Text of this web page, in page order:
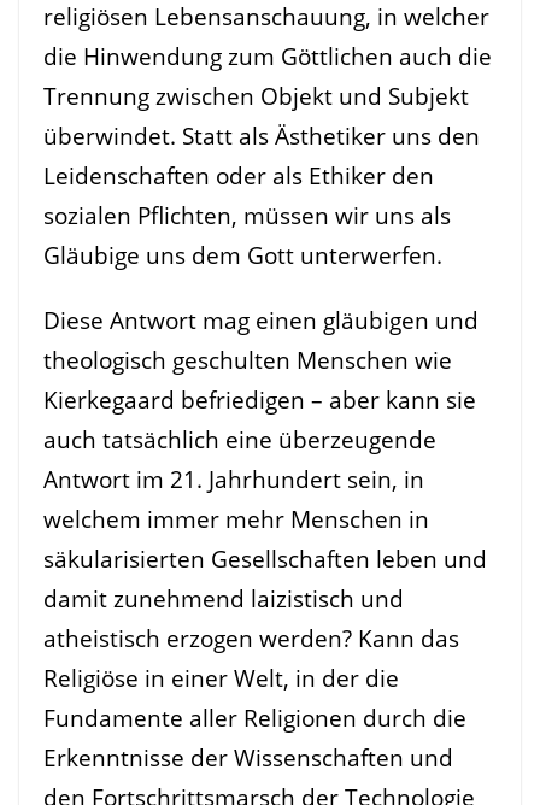
religiösen Lebensanschauung, in welcher
die Hinwendung zum Göttlichen auch die
Trennung zwischen Objekt und Subjekt
überwindet. Statt als Ästhetiker uns den
Leidenschaften oder als Ethiker den
sozialen Pflichten, müssen wir uns als
Gläubige uns dem Gott unterwerfen.
Diese Antwort mag einen gläubigen und
theologisch geschulten Menschen wie
Kierkegaard befriedigen – aber kann sie
auch tatsächlich eine überzeugende
Antwort im 21. Jahrhundert sein, in
welchem immer mehr Menschen in
säkularisierten Gesellschaften leben und
damit zunehmend laizistisch und
atheistisch erzogen werden? Kann das
Religiöse in einer Welt, in der die
Fundamente aller Religionen durch die
Erkenntnisse der Wissenschaften und
den Fortschrittsmarsch der Technologie